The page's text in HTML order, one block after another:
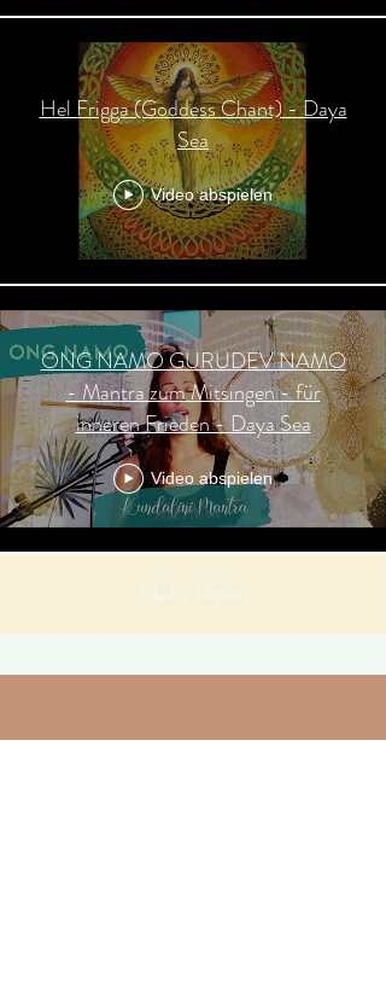
Hel Frigga (Goddess Chant) - Daya
Sea
Video abspielen
ONG NAMO GURUDEV NAMO
- Mantra zum Mitsingen - für
inneren Frieden - Daya Sea
Video abspielen
Mehr laden